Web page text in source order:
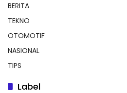
BERITA
TEKNO
OTOMOTIF
NASIONAL
TIPS
Label